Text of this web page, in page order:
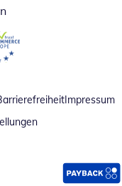
in neuem Fenster
Impressum